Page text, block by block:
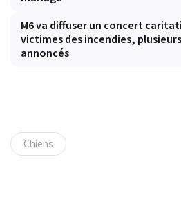
M6 va diffuser un concert
victimes des incendies,
annoncés
Chiens